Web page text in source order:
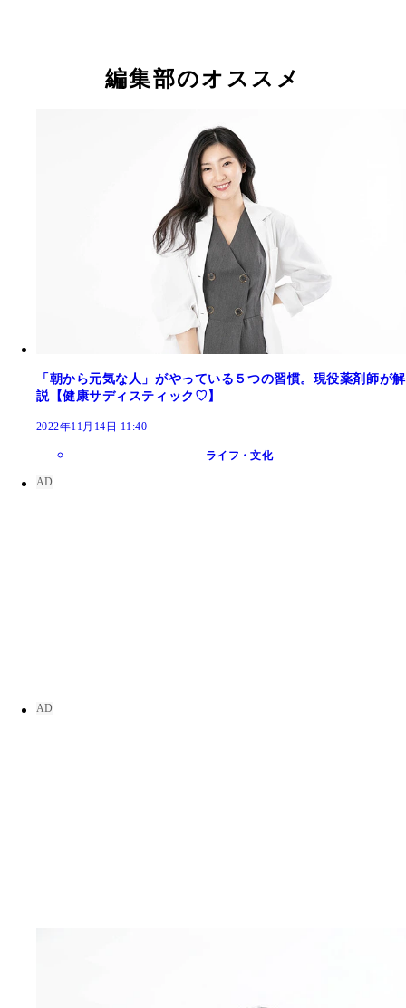
編集部のオススメ
「朝から元気な人」がやっている５つの習慣。現役薬剤師が解
説【健康サディスティック♡】
2022年11月14日 11:40
ライフ・文化